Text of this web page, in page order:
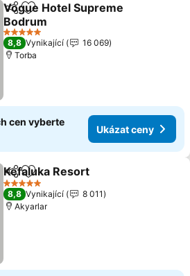
SdíletPřidat na seznam oblíbených
Vogue Hotel Supreme
Bodrum
5 Počet hvězdiček
8,8 Vynikající
16 069
Torba
cen vyberte
Ukázat ceny
SdíletPřidat na seznam oblíbených
Kefaluka Resort
5 Počet hvězdiček
8,8 Vynikající
8 011
Akyarlar